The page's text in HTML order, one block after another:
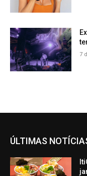
7
ÚLTIMAS